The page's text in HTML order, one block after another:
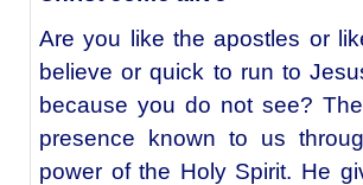
Are you like the apostles or
believe or quick to run to
because you do not see?
presence known to us
power of the Holy Spirit. He